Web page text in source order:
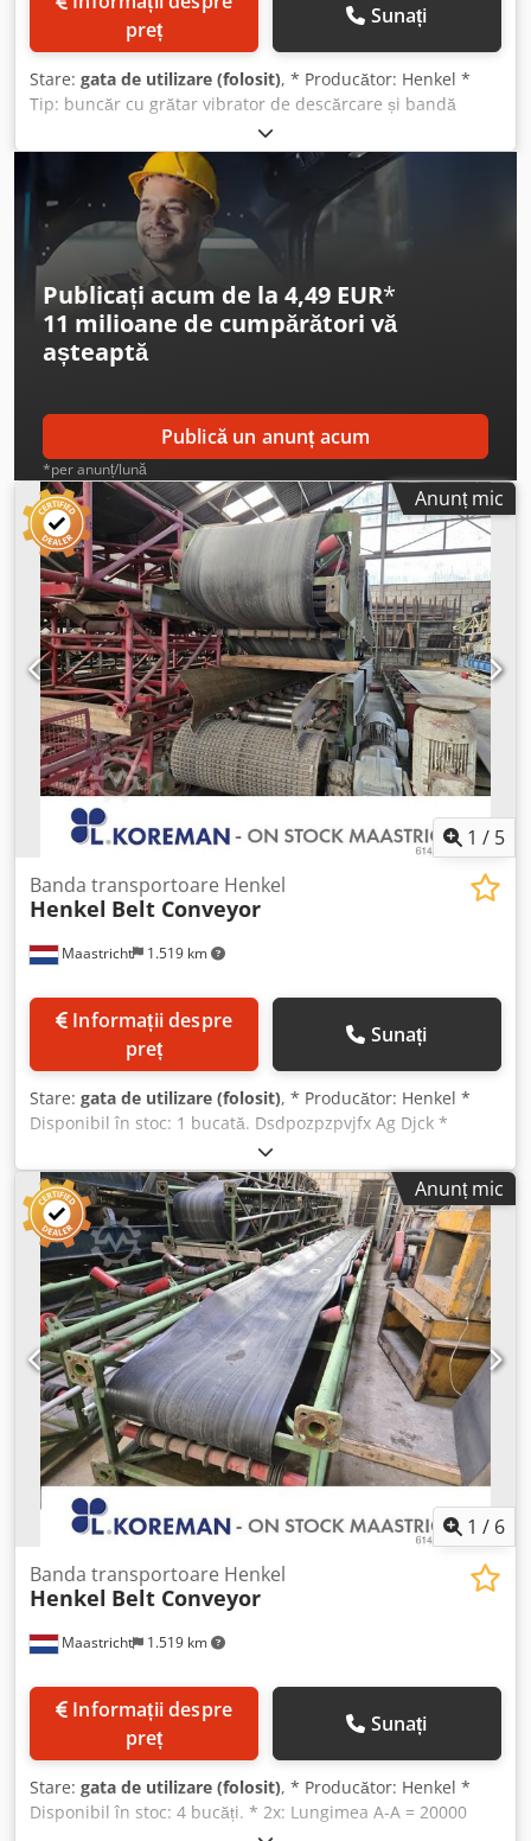
preț
Sunați
Stare: gata de utilizare (folosit), * Producător: Henkel *
Tip: buncăr cu grătar vibrator de descărcare și bandă
transportoare extensibilă. * Dimensiuni buncăr: 4500 x
2400 x 1000 mm * Dimensiuni bandă transportoare
extensibilă: Lungime A-A 7000 mm, Lățime bandă 1000
mm. * Sistem de antrenare: cutie de viteze. Dcsdpfx
Aozqdxvjg Dok * Dimensiuni grătar de descărcare: 4000 x
2600 mm * Sistem de antrenare: 2 motoare vibratoare.
Publicați acum de la 4,49 EUR*
11 milioane de cumpărători vă
așteaptă
Publică un anunț acum
*per anunț/lună
Anunț mic
1 / 5
Maastricht 1.519 km
Banda transportoare Henkel
Henkel Belt Conveyor
preț
Sunați
Stare: gata de utilizare (folosit), * Producător: Henkel *
Disponibil în stoc: 1 bucată. Dsdpozpzpvjfx Ag Djck *
Lățimea benzii: 1000 mm. * Transmisie: cutie de viteze de
11 kW.
Anunț mic
1 / 6
Maastricht 1.519 km
Banda transportoare Henkel
Henkel Belt Conveyor
preț
Sunați
Stare: gata de utilizare (folosit), * Producător: Henkel *
Disponibil în stoc: 4 bucăți. * 2x: Lungimea A-A = 20000